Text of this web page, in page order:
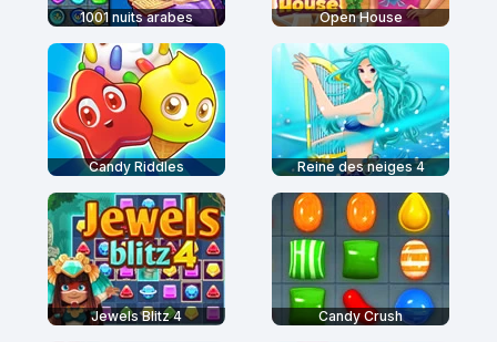
1001 nuits arabes Open House
Candy Riddles Reine des neiges 4
Jewels Blitz 4 Candy Crush